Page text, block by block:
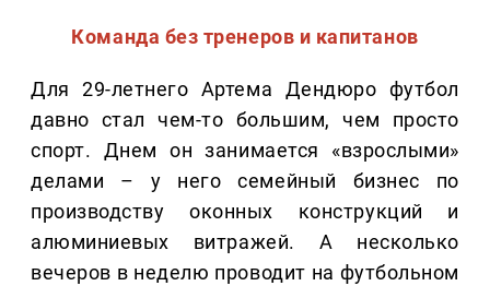
Команда без тренеров и капитанов
Для 29-летнего Артема Дендюро футбол
давно стал чем-то большим, чем просто
спорт. Днем он занимается «взрослыми»
делами – у него семейный бизнес по
производству оконных конструкций и
алюминиевых витражей. А несколько
вечеров в неделю проводит на футбольном